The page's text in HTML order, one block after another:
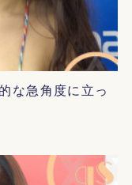
な急角度に立っ